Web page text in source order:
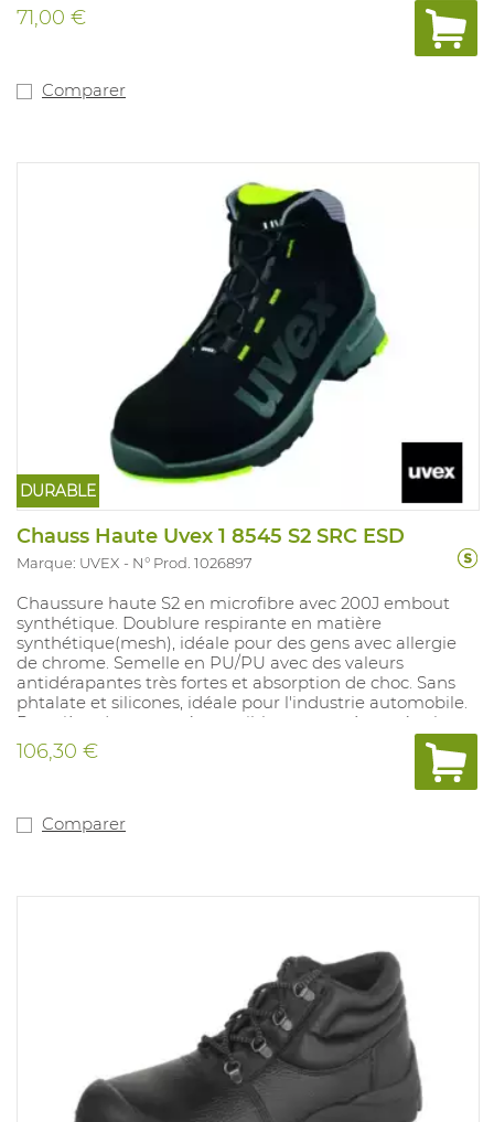
71,00 €
Comparer
DURABLE
Chauss Haute Uvex 1 8545 S2 SRC ESD
Marque: UVEX N° Prod. 1026897
Chaussure haute S2 en microfibre avec 200J embout
synthétique. Doublure respirante en matière
synthétique(mesh), idéale pour des gens avec allergie
de chrome. Semelle en PU/PU avec des valeurs
antidérapantes très fortes et absorption de choc. Sans
phtalate et silicones, idéale pour l'industrie automobile.
Première de propreté amovible avec système régulant
l'humidité et absorbtion de choc. Pointures: 10, 11, 12, 14:
35- 52.
106,30 €
Comparer